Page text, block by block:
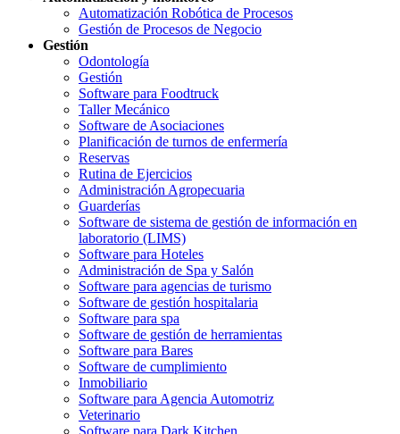
Automatización Robótica de Procesos
Gestión de Procesos de Negocio
Gestión
Odontología
Gestión
Software para Foodtruck
Taller Mecánico
Software de Asociaciones
Planificación de turnos de enfermería
Reservas
Rutina de Ejercicios
Administración Agropecuaria
Guarderías
Software de sistema de gestión de información en
laboratorio (LIMS)
Software para Hoteles
Administración de Spa y Salón
Software para agencias de turismo
Software de gestión hospitalaria
Software para spa
Software de gestión de herramientas
Software para Bares
Software de cumplimiento
Inmobiliario
Software para Agencia Automotriz
Veterinario
Software para Dark Kitchen